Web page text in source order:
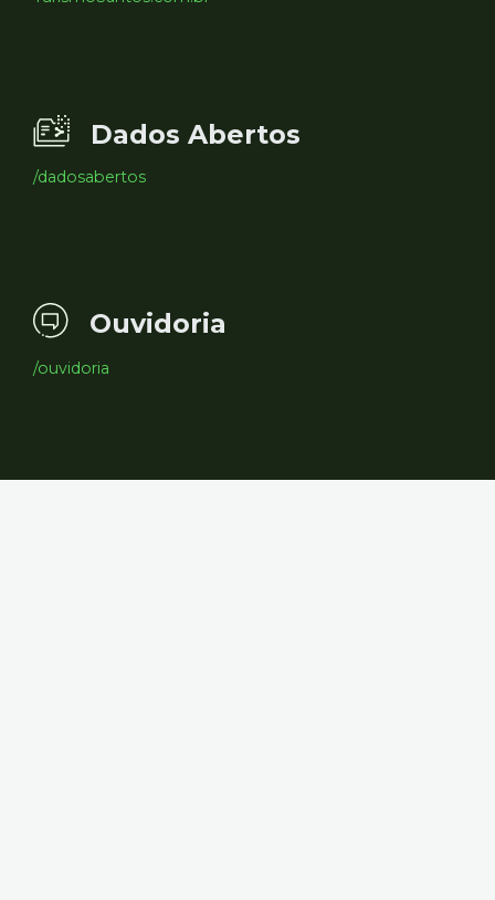
Dados Abertos
/dadosabertos
Ouvidoria
/ouvidoria